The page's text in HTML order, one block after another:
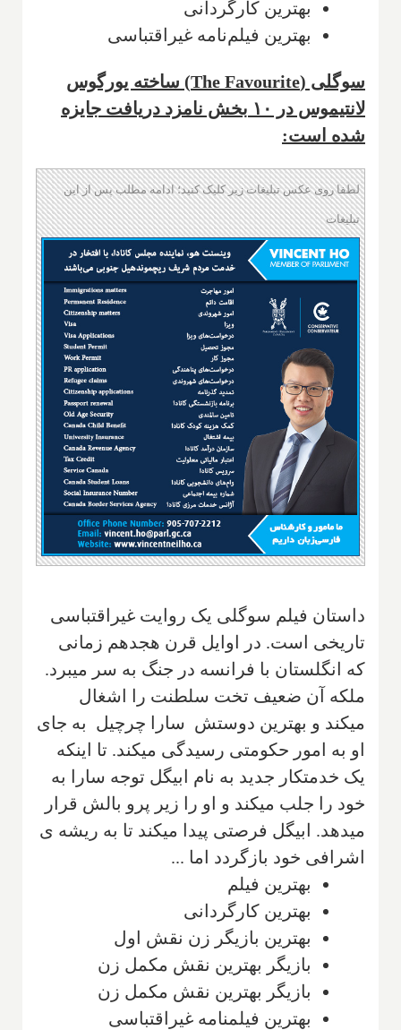
بهترین کارگردانی
بهترین فیلم‌نامه غیراقتباسی
سوگلی (The Favourite) ساخته یورگوس
لانتیموس در ۱۰ بخش نامزد دریافت جایزه
شده است:
لطفا روی عکس تبلیغات زیر کلیک کنید؛ ادامه مطلب پس از این
تبلیغات
داستان فیلم سوگلی یک روایت غیراقتباسی
تاریخی است. در اوایل قرن هجدهم زمانی
که انگلستان با فرانسه در جنگ به سر میبرد.
ملکه آن ضعیف تخت سلطنت را اشغال
میکند و بهترین دوستش سارا چرچیل به جای
او به امور حکومتی رسیدگی میکند. تا اینکه
یک خدمتکار جدید به نام ابیگل توجه سارا به
خود را جلب میکند و او را زیر پرو بالش قرار
میدهد. ابیگل فرصتی پیدا میکند تا به ریشه ی
اشرافی خود بازگردد اما ...
بهترین فیلم
بهترین کارگردانی
بهترین بازیگر زن نقش اول
بازیگر بهترین نقش مکمل زن
بازیگر بهترین نقش مکمل زن
بهترین فیلمنامه غیراقتباسی